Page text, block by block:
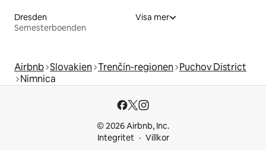
Dresden
Semesterboenden
Visa mer
Airbnb Slovakien Trenčín-regionen Puchov District
Nimnica
© 2026 Airbnb, Inc.
Integritet
Villkor